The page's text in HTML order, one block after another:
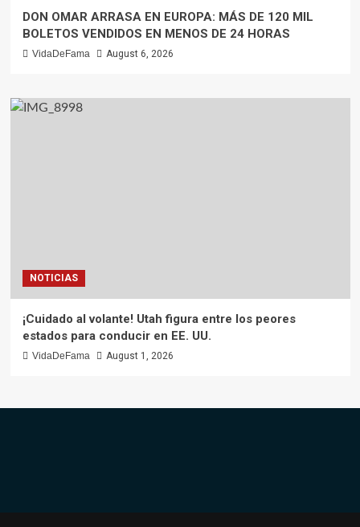
DON OMAR ARRASA EN EUROPA: MÁS DE 120 MIL
BOLETOS VENDIDOS EN MENOS DE 24 HORAS
VidaDeFama August 6, 2026
NOTICIAS
¡Cuidado al volante! Utah figura entre los peores
estados para conducir en EE. UU.
VidaDeFama August 1, 2026